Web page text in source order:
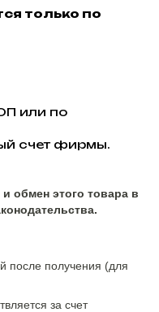
только по
или по
счет фирмы.
обмен этого товара в
после получения (для
за счет